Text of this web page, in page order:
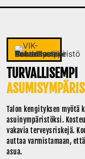
TURVALLISEMPI
Talon kengityksen
asuinympäristöksi.
vakavia terveysriskejä.
auttaa varmistamaan,
asua.